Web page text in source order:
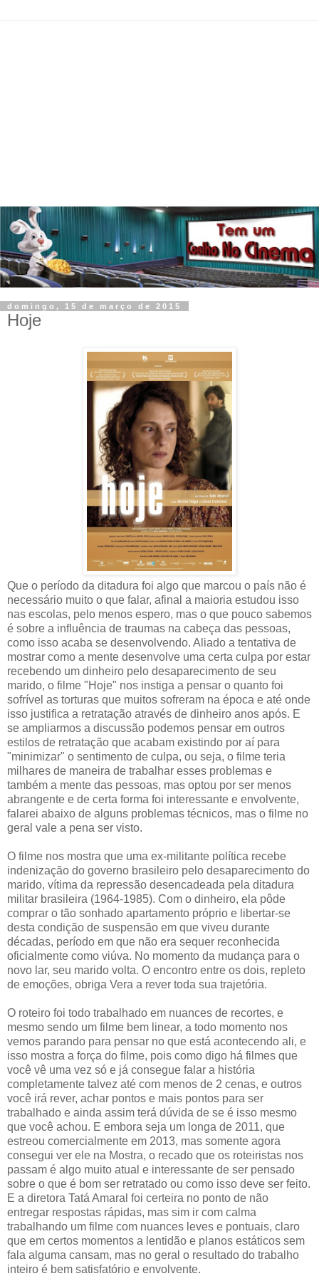
domingo, 15 de março de 2015
Hoje
Que o período da ditadura foi algo que marcou o país não é
necessário muito o que falar, afinal a maioria estudou isso
nas escolas, pelo menos espero, mas o que pouco sabemos
é sobre a influência de traumas na cabeça das pessoas,
como isso acaba se desenvolvendo. Aliado a tentativa de
mostrar como a mente desenvolve uma certa culpa por estar
recebendo um dinheiro pelo desaparecimento de seu
marido, o filme "Hoje" nos instiga a pensar o quanto foi
sofrível as torturas que muitos sofreram na época e até onde
isso justifica a retratação através de dinheiro anos após. E
se ampliarmos a discussão podemos pensar em outros
estilos de retratação que acabam existindo por aí para
"minimizar" o sentimento de culpa, ou seja, o filme teria
milhares de maneira de trabalhar esses problemas e
também a mente das pessoas, mas optou por ser menos
abrangente e de certa forma foi interessante e envolvente,
falarei abaixo de alguns problemas técnicos, mas o filme no
geral vale a pena ser visto.
O filme nos mostra que uma ex-militante política recebe
indenização do governo brasileiro pelo desaparecimento do
marido, vítima da repressão desencadeada pela ditadura
militar brasileira (1964-1985). Com o dinheiro, ela pôde
comprar o tão sonhado apartamento próprio e libertar-se
desta condição de suspensão em que viveu durante
décadas, período em que não era sequer reconhecida
oficialmente como viúva. No momento da mudança para o
novo lar, seu marido volta. O encontro entre os dois, repleto
de emoções, obriga Vera a rever toda sua trajetória.
O roteiro foi todo trabalhado em nuances de recortes, e
mesmo sendo um filme bem linear, a todo momento nos
vemos parando para pensar no que está acontecendo ali, e
isso mostra a força do filme, pois como digo há filmes que
você vê uma vez só e já consegue falar a história
completamente talvez até com menos de 2 cenas, e outros
você irá rever, achar pontos e mais pontos para ser
trabalhado e ainda assim terá dúvida de se é isso mesmo
que você achou. E embora seja um longa de 2011, que
estreou comercialmente em 2013, mas somente agora
consegui ver ele na Mostra, o recado que os roteiristas nos
passam é algo muito atual e interessante de ser pensado
sobre o que é bom ser retratado ou como isso deve ser feito.
E a diretora Tatá Amaral foi certeira no ponto de não
entregar respostas rápidas, mas sim ir com calma
trabalhando um filme com nuances leves e pontuais, claro
que em certos momentos a lentidão e planos estáticos sem
fala alguma cansam, mas no geral o resultado do trabalho
inteiro é bem satisfatório e envolvente.